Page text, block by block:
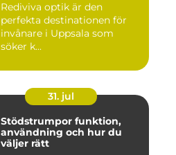
Rediviva optik är den
perfekta destinationen för
invånare i Uppsala som
söker k...
31. jul
Stödstrumpor funktion,
användning och hur du
väljer rätt